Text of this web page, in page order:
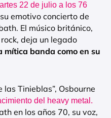
22 de julio a los 76
emotivo concierto de
El músico británico,
deja un legado
mítica banda como en su
las Tinieblas”, Osbourne
del heavy metal.
en los años 70, su voz,